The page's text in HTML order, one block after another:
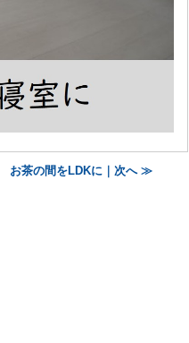
お茶の間をLDKに｜次へ ≫